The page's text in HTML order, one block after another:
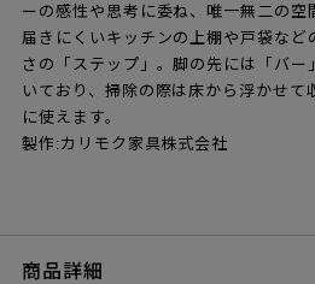
ーの感性や思考に委ね、唯一無二の空
届きにくいキッチンの上棚や戸袋など
さの「ステップ」。脚の先には「バー
いており、掃除の際は床から浮かせて
に使えます。
製作:カリモク家具株式会社
商品詳細